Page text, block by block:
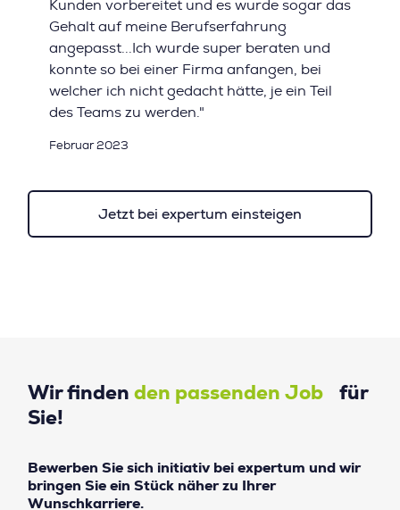
Kunden vorbereitet und es wurde sogar das
Gehalt auf meine Berufserfahrung
angepasst...Ich wurde super beraten und
konnte so bei einer Firma anfangen, bei
welcher ich nicht gedacht hätte, je ein Teil
des Teams zu werden."
Februar 2023
Jetzt bei expertum einsteigen
Wir finden den passenden Job für
Sie!
Bewerben Sie sich initiativ bei expertum und wir
bringen Sie ein Stück näher zu Ihrer
Wunschkarriere.